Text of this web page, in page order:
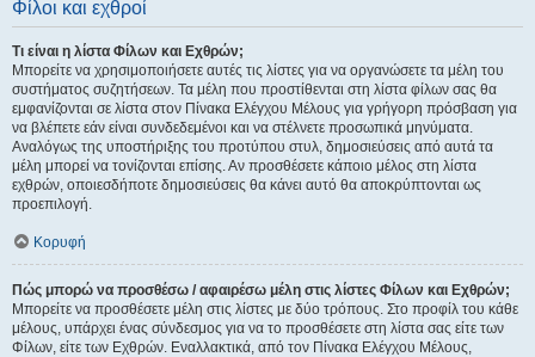
Φίλοι και εχθροί
Τι είναι η λίστα Φίλων και Εχθρών;
Μπορείτε να χρησιμοποιήσετε αυτές τις λίστες για να οργανώσετε τα μέλη του
συστήματος συζητήσεων. Τα μέλη που προστίθενται στη λίστα φίλων σας θα
εμφανίζονται σε λίστα στον Πίνακα Ελέγχου Μέλους για γρήγορη πρόσβαση για
να βλέπετε εάν είναι συνδεδεμένοι και να στέλνετε προσωπικά μηνύματα.
Αναλόγως της υποστήριξης του προτύπου στυλ, δημοσιεύσεις από αυτά τα
μέλη μπορεί να τονίζονται επίσης. Αν προσθέσετε κάποιο μέλος στη λίστα
εχθρών, οποιεσδήποτε δημοσιεύσεις θα κάνει αυτό θα αποκρύπτονται ως
προεπιλογή.
Κορυφή
Πώς μπορώ να προσθέσω / αφαιρέσω μέλη στις λίστες Φίλων και Εχθρών;
Μπορείτε να προσθέσετε μέλη στις λίστες με δύο τρόπους. Στο προφίλ του κάθε
μέλους, υπάρχει ένας σύνδεσμος για να το προσθέσετε στη λίστα σας είτε των
Φίλων, είτε των Εχθρών. Εναλλακτικά, από τον Πίνακα Ελέγχου Μέλους,